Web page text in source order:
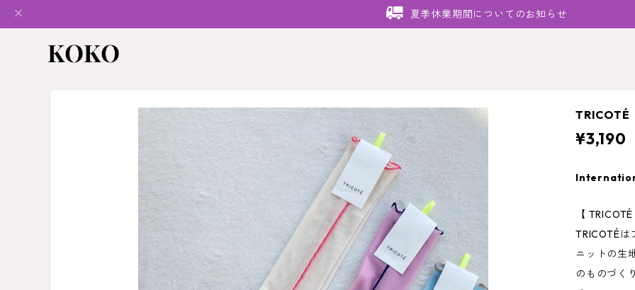
夏季休業期間についてのお知らせ
¥3,190
【
TRICOTÉは
ニットの生
のものづく